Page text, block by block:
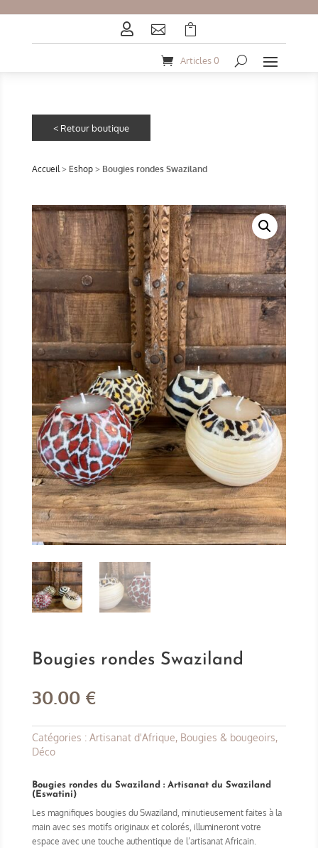
  
Articles 0
Accueil> Eshop> Bougies rondes Swaziland
Bougies rondes Swaziland
30.00 €
Catégories : Artisanat d'Afrique, Bougies & bougeoirs,
Déco
Bougies rondes du Swaziland : Artisanat du Swaziland
(Eswatini)
Les magnifiques bougies du Swaziland, minutieusement faites à la
main avec ses motifs originaux et colorés, illumineront votre
espace avec une touche authentique de l’artisanat Africain.